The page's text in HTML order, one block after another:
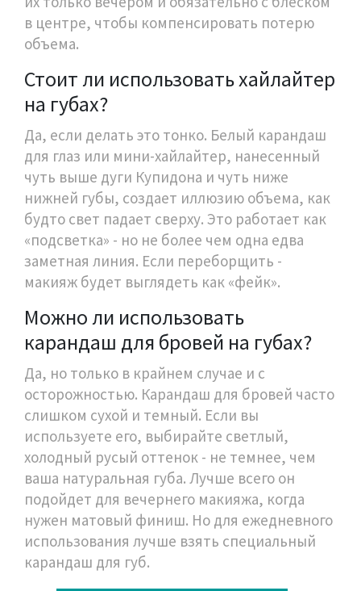
в центре, чтобы компенсировать потерю
объема.
Стоит ли использовать хайлайтер
на губах?
Да, если делать это тонко. Белый карандаш
для глаз или мини-хайлайтер, нанесенный
чуть выше дуги Купидона и чуть ниже
нижней губы, создает иллюзию объема, как
будто свет падает сверху. Это работает как
«подсветка» - но не более чем одна едва
заметная линия. Если переборщить -
макияж будет выглядеть как «фейк».
Можно ли использовать
карандаш для бровей на губах?
Да, но только в крайнем случае и с
осторожностью. Карандаш для бровей часто
слишком сухой и темный. Если вы
используете его, выбирайте светлый,
холодный русый оттенок - не темнее, чем
ваша натуральная губа. Лучше всего он
подойдет для вечернего макияжа, когда
нужен матовый финиш. Но для ежедневного
использования лучше взять специальный
карандаш для губ.